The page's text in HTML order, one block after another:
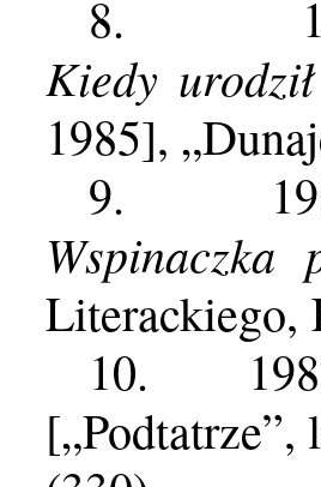
8.
Kiedy
1985],
9.
Wspinaczka
Literackiego,
10.